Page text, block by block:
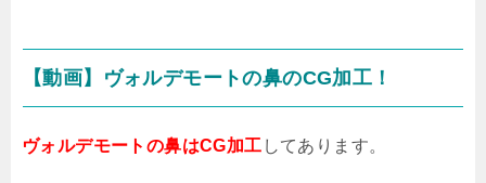
【動画】ヴォルデモートの鼻のCG加工！
ヴォルデモートの鼻はCG加工 してあります。